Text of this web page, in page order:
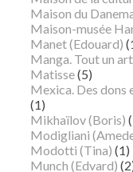
Maison du
Maison-musée
Manet (Edouard)
Manga. Tout un
Matisse(5)
Mexica. Des dons
(1)
Mikhaïlov (Boris)
Modigliani
Modotti (Tina) (1)
Munch (Edvard)